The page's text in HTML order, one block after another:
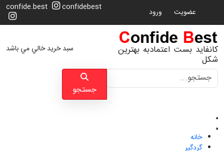
عضویت ورود confide.best confidebest
کانفاید بست اعتمادبه بهترین
شکل
جستجو
جستجو
سبد خرید خالي مي باشد
خانه
گردگیر